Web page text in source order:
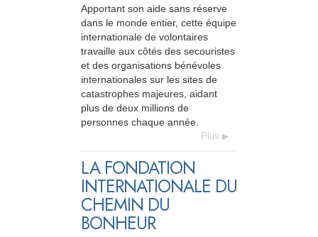
Apportant son aide sans réserve
dans le monde entier, cette équipe
internationale de volontaires
travaille aux côtés des secouristes
et des organisations bénévoles
internationales sur les sites de
catastrophes majeures, aidant
plus de deux millions de
personnes chaque année.
Plus
LA FONDATION
INTERNATIONALE DU
CHEMIN DU
BONHEUR